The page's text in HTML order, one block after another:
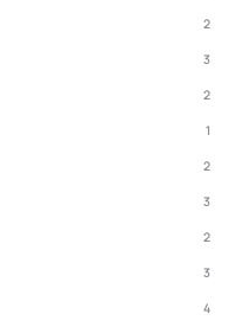
2
3
2
1
2
3
2
3
4